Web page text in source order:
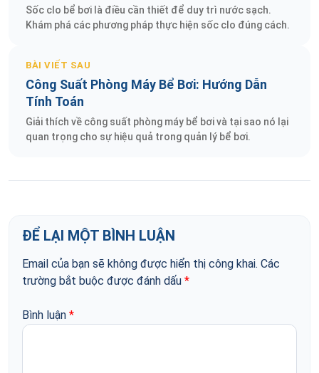
Sốc clo bể bơi là điều cần thiết để duy trì nước sạch.
Khám phá các phương pháp thực hiện sốc clo đúng cách.
BÀI VIẾT SAU
Công Suất Phòng Máy Bể Bơi: Hướng Dẫn
Tính Toán
Giải thích về công suất phòng máy bể bơi và tại sao nó lại
quan trọng cho sự hiệu quả trong quản lý bể bơi.
ĐỂ LẠI MỘT BÌNH LUẬN
Email của bạn sẽ không được hiển thị công khai. Các
trường bắt buộc được đánh dấu *
Bình luận *